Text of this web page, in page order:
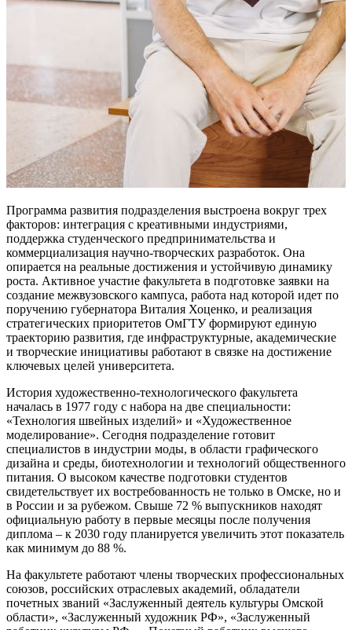
Программа развития подразделения выстроена вокруг трех
факторов: интеграция с креативными индустриями,
поддержка студенческого предпринимательства и
коммерциализация научно-творческих разработок. Она
опирается на реальные достижения и устойчивую динамику
роста. Активное участие факультета в подготовке заявки на
создание межвузовского кампуса, работа над которой идет по
поручению губернатора Виталия Хоценко, и реализация
стратегических приоритетов ОмГТУ формируют единую
траекторию развития, где инфраструктурные, академические
и творческие инициативы работают в связке на достижение
ключевых целей университета.
История художественно-технологического факультета
началась в 1977 году с набора на две специальности:
«Технология швейных изделий» и «Художественное
моделирование». Сегодня подразделение готовит
специалистов в индустрии моды, в области графического
дизайна и среды, биотехнологии и технологий общественного
питания. О высоком качестве подготовки студентов
свидетельствует их востребованность не только в Омске, но и
в России и за рубежом. Свыше 72 % выпускников находят
официальную работу в первые месяцы после получения
диплома – к 2030 году планируется увеличить этот показатель
как минимум до 88 %.
На факультете работают члены творческих профессиональных
союзов, российских отраслевых академий, обладатели
почетных званий «Заслуженный деятель культуры Омской
области», «Заслуженный художник РФ», «Заслуженный